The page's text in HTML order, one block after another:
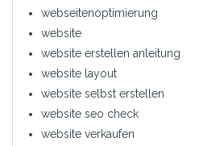
webseitenoptimierung
website
website erstellen anleitung
website layout
website selbst erstellen
website seo check
website verkaufen